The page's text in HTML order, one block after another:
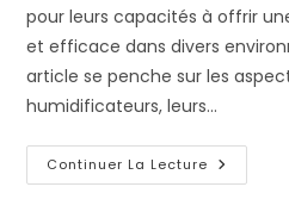
pour leurs capacités à offrir
et efficace dans divers
article se penche sur les
humidificateurs, leurs…
Continuer La Lecture AKIMist
D’IKEUCHI: